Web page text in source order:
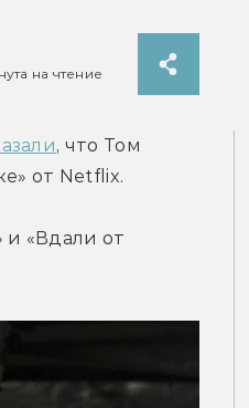
на чтение
, что Том
от Netflix.
и «Вдали от